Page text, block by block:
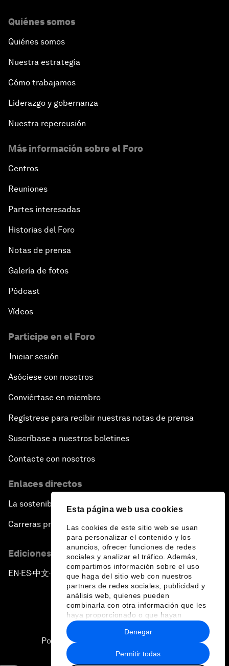
Esta página web usa cookies
Las cookies de este sitio web se usan
para personalizar el contenido y los
anuncios, ofrecer funciones de redes
sociales y analizar el tráfico. Además,
compartimos información sobre el uso
que haga del sitio web con nuestros
partners de redes sociales, publicidad y
análisis web, quienes pueden
combinarla con otra información que les
haya proporcionado o que hayan
recopilado a partir del uso que haya
hecho de sus servicios.
Permitir todas
Denegar
Quiénes somos
Quiénes somos
Nuestra estrategia
Cómo trabajamos
Liderazgo y gobernanza
Nuestra repercusión
Más información sobre el Foro
Centros
Reuniones
Partes interesadas
Historias del Foro
Notas de prensa
Galería de fotos
Pódcast
Vídeos
Participe en el Foro
Iniciar sesión
Asóciese con nosotros
Conviértase en miembro
Regístrese para recibir nuestras notas de prensa
Suscríbase a nuestros boletines
Contacte con nosotros
Enlaces directos
La sostenibilidad en el Foro
Carreras profesionales
Ediciones en otros idiomas
EN ▪ES▪中文▪ 日本語
Política de privacidad y normas de uso
Sitemap